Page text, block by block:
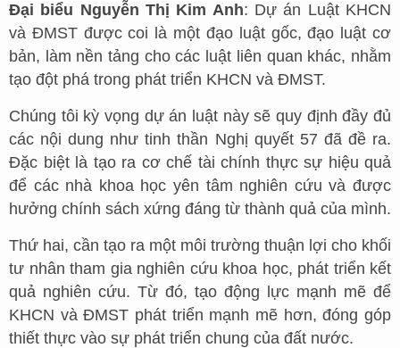
Đại biểu Nguyễn Thị Kim Anh: Dự án Luật KHCN
và ĐMST được coi là một đạo luật gốc, đạo luật cơ
bản, làm nền tảng cho các luật liên quan khác, nhằm
tạo đột phá trong phát triển KHCN và ĐMST.
Chúng tôi kỳ vọng dự án luật này sẽ quy định đầy đủ
các nội dung như tinh thần Nghị quyết 57 đã đề ra.
Đặc biệt là tạo ra cơ chế tài chính thực sự hiệu quả
để các nhà khoa học yên tâm nghiên cứu và được
hưởng chính sách xứng đáng từ thành quả của mình.
Thứ hai, cần tạo ra một môi trường thuận lợi cho khối
tư nhân tham gia nghiên cứu khoa học, phát triển kết
quả nghiên cứu. Từ đó, tạo động lực mạnh mẽ để
KHCN và ĐMST phát triển mạnh mẽ hơn, đóng góp
thiết thực vào sự phát triển chung của đất nước.